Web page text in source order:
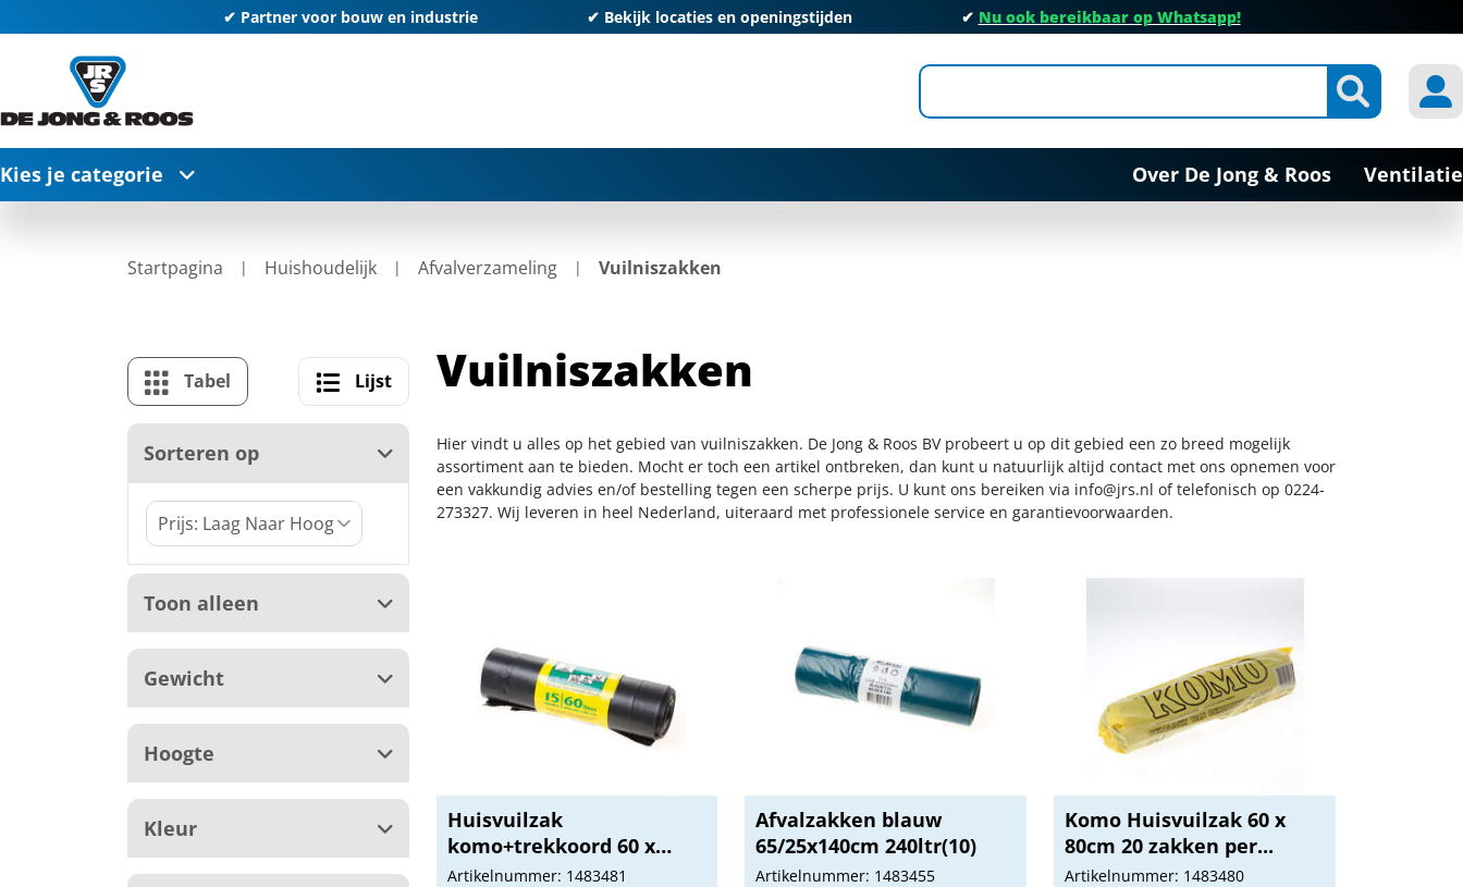
✔ Partner voor bouw en industrie ✔ Bekijk locaties en openingstijden ✔ Nu ook bereikbaar op Whatsapp!
Kies je categorie Over De Jong & Roos Ventilatie
Startpagina Huishoudelijk Afvalverzameling Vuilniszakken
Tabel Lijst
Sorteren op
Toon alleen
Gewicht
Hoogte
Kleur
Vuilniszakken
Hier vindt u alles op het gebied van vuilniszakken. De Jong & Roos BV probeert u op dit gebied een zo breed mogelijk
assortiment aan te bieden. Mocht er toch een artikel ontbreken, dan kunt u natuurlijk altijd contact met ons opnemen voor
een vakkundig advies en/of bestelling tegen een scherpe prijs. U kunt ons bereiken via info@jrs.nl of telefonisch op 0224-
273327. Wij leveren in heel Nederland, uiteraard met professionele service en garantievoorwaarden.
Huisvuilzak
komo+trekkoord 60 x
80cm 15 ...
Artikelnummer: 1483481
Afvalzakken blauw
65/25x140cm 240ltr(10)
Artikelnummer: 1483455
Komo Huisvuilzak 60 x
80cm 20 zakken per...
Artikelnummer: 1483480